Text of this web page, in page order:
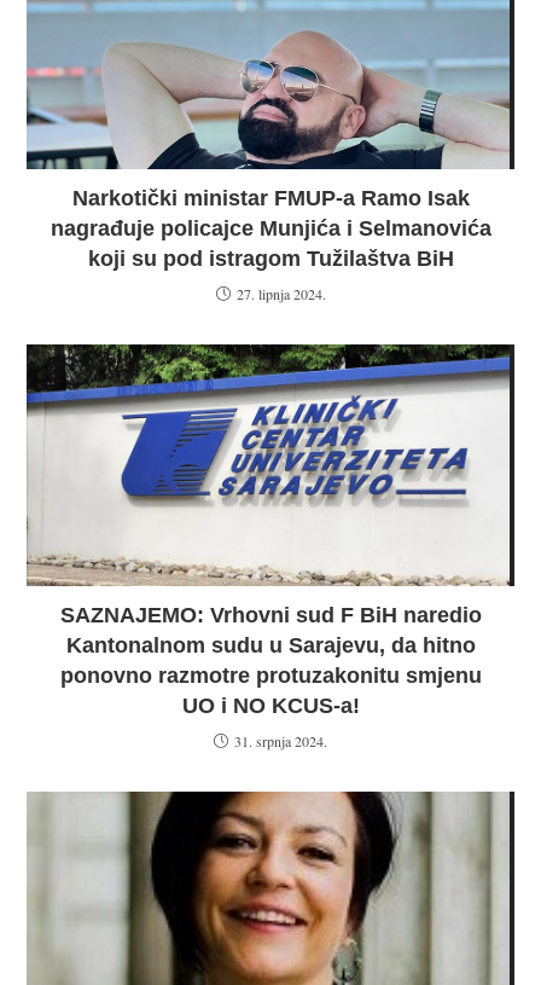
Narkotički ministar FMUP-a Ramo Isak
nagrađuje policajce Munjića i Selmanovića
koji su pod istragom Tužilaštva BiH
27. lipnja 2024.
SAZNAJEMO: Vrhovni sud F BiH naredio
Kantonalnom sudu u Sarajevu, da hitno
ponovno razmotre protuzakonitu smjenu
UO i NO KCUS-a!
31. srpnja 2024.